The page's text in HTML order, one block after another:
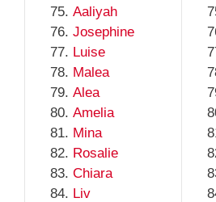
Aaliyah
Josephine
Luise
Malea
Alea
Amelia
Mina
Rosalie
Chiara
Liv